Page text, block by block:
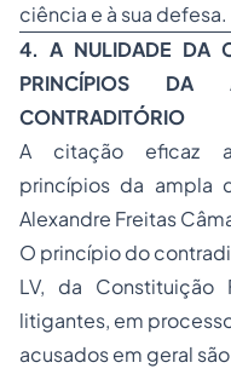
ciência e à sua defesa.
4. A NULIDADE DA
PRINCÍPIOS
CONTRADITÓRIO
A citação eficaz
princípios da ampla
Alexandre Freitas
O princípio do
LV, da Constituição
litigantes, em
acusados em geral